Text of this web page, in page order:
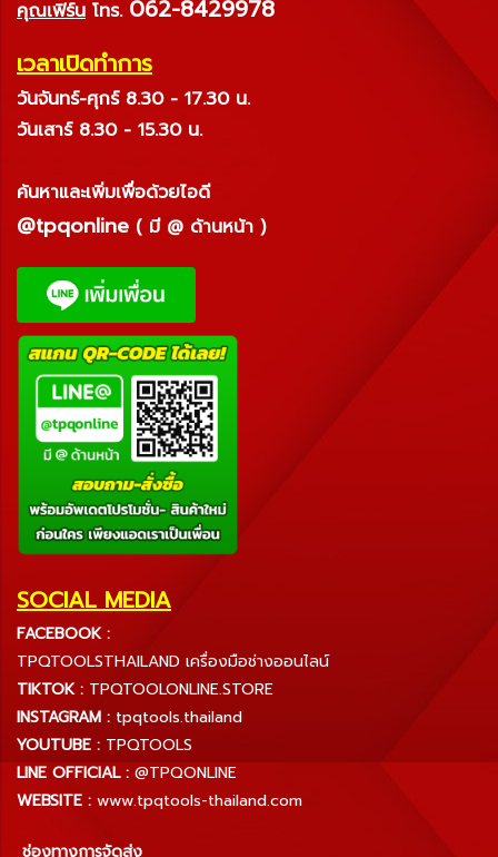
คุณเฟิร์น โทร. 062-8429978
เวลาเปิดทำการ
วันจันทร์-ศุกร์ 8.30 - 17.30 น.
วันเสาร์ 8.30 - 15.30 น.
ค้นหาและเพิ่มเพื่อด้วยไอดี
@tpqonline ( มี @ ด้านหน้า )
SOCIAL MEDIA
FACEBOOK :
TPQTOOLSTHAILAND เครื่องมือช่างออนไลน์
TIKTOK : TPQTOOLONLINE.STORE
INSTAGRAM : tpqtools.thailand
YOUTUBE : TPQTOOLS
LINE OFFICIAL : @TPQONLINE
WEBSITE : www.tpqtools-thailand.com
ช่องทางการจัดส่ง